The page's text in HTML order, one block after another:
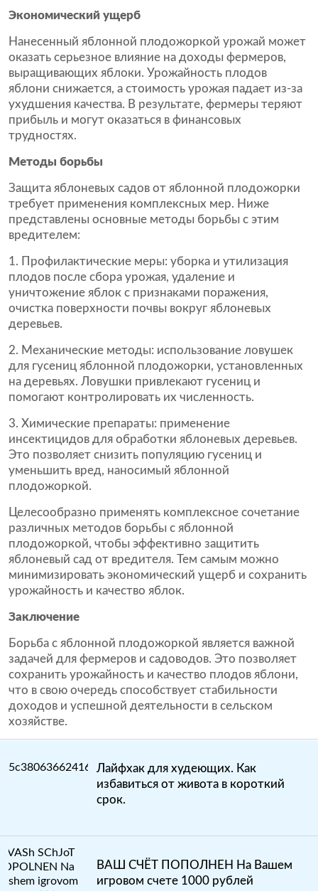
Экономический ущерб
Нанесенный яблонной плодожоркой урожай может
оказать серьезное влияние на доходы фермеров,
выращивающих яблоки. Урожайность плодов
яблони снижается, а стоимость урожая падает из-за
ухудшения качества. В результате, фермеры теряют
прибыль и могут оказаться в финансовых
трудностях.
Методы борьбы
Защита яблоневых садов от яблонной плодожорки
требует применения комплексных мер. Ниже
представлены основные методы борьбы с этим
вредителем:
Профилактические меры: уборка и утилизация
плодов после сбора урожая, удаление и
уничтожение яблок с признаками поражения,
очистка поверхности почвы вокруг яблоневых
деревьев.
Механические методы: использование ловушек
для гусениц яблонной плодожорки, установленных
на деревьях. Ловушки привлекают гусениц и
помогают контролировать их численность.
Химические препараты: применение
инсектицидов для обработки яблоневых деревьев.
Это позволяет снизить популяцию гусениц и
уменьшить вред, наносимый яблонной
плодожоркой.
Целесообразно применять комплексное сочетание
различных методов борьбы с яблонной
плодожоркой, чтобы эффективно защитить
яблоневый сад от вредителя. Тем самым можно
минимизировать экономический ущерб и сохранить
урожайность и качество яблок.
Заключение
Борьба с яблонной плодожоркой является важной
задачей для фермеров и садоводов. Это позволяет
сохранить урожайность и качество плодов яблони,
что в свою очередь способствует стабильности
доходов и успешной деятельности в сельском
хозяйстве.
Лайфхак для худеющих. Как
избавиться от живота в короткий
срок.
ВАШ СЧЁТ ПОПОЛНЕН На Вашем
игровом счете 1000 рублей